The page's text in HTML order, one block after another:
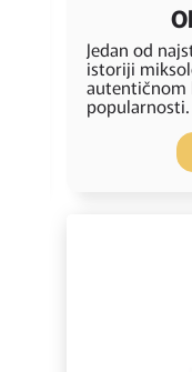
Jedan od
istoriji
autentičnom
popularnosti.